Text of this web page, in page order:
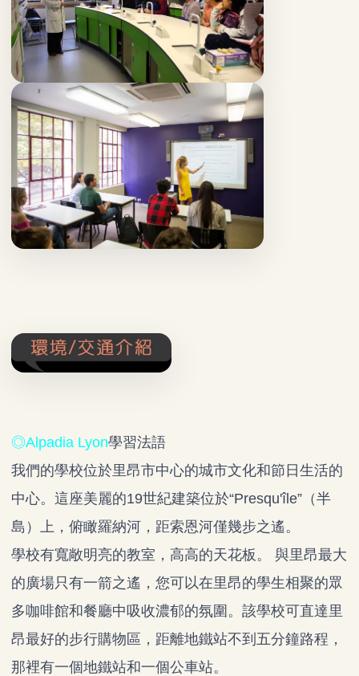
◎Alpadia Lyon學習法語
我們的學校位於里昂市中心的城市文化和節日生活的
中心。這座美麗的19世紀建築位於“Presqu'île”（半
島）上，俯瞰羅納河，距索恩河僅幾步之遙。
學校有寬敞明亮的教室，高高的天花板。 與里昂最大
的廣場只有一箭之遙，您可以在里昂的學生相聚的眾
多咖啡館和餐廳中吸收濃郁的氛圍。該學校可直達里
昂最好的步行購物區，距離地鐵站不到五分鐘路程，
那裡有一個地鐵站和一個公車站。